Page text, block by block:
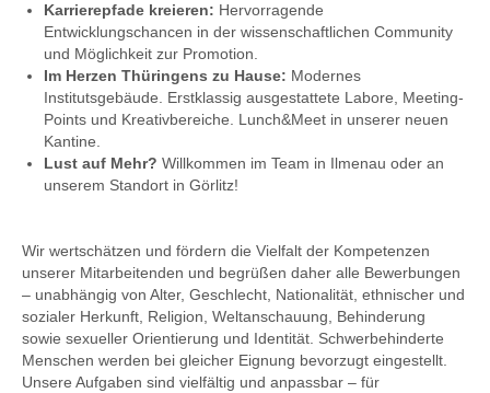
Karrierepfade kreieren: Hervorragende
Entwicklungschancen in der wissenschaftlichen Community
und Möglichkeit zur Promotion.
Im Herzen Thüringens zu Hause: Modernes
Institutsgebäude. Erstklassig ausgestattete Labore, Meeting-
Points und Kreativbereiche. Lunch&Meet in unserer neuen
Kantine.
Lust auf Mehr? Willkommen im Team in Ilmenau oder an
unserem Standort in Görlitz!
Wir wertschätzen und fördern die Vielfalt der Kompetenzen
unserer Mitarbeitenden und begrüßen daher alle Bewerbungen
– unabhängig von Alter, Geschlecht, Nationalität, ethnischer und
sozialer Herkunft, Religion, Weltanschauung, Behinderung
sowie sexueller Orientierung und Identität. Schwerbehinderte
Menschen werden bei gleicher Eignung bevorzugt eingestellt.
Unsere Aufgaben sind vielfältig und anpassbar – für